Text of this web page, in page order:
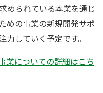
められている本業を通じ
めの事業の新規開発サポ
していく予定です。
業についての詳細はこち